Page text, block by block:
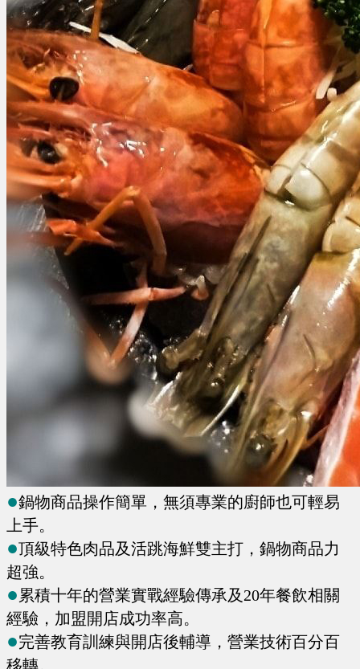
●鍋物商品操作簡單，無須專業的廚師也可輕易
上手。
●頂級特色肉品及活跳海鮮雙主打，鍋物商品力
超強。
●累積十年的營業實戰經驗傳承及20年餐飲相關
經驗，加盟開店成功率高。
●完善教育訓練與開店後輔導，營業技術百分百
移轉。